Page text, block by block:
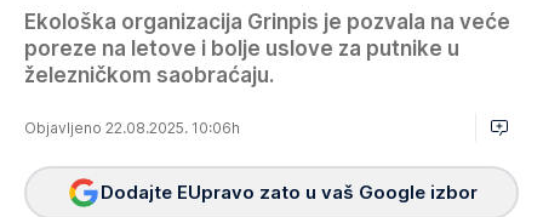
Ekološka organizacija Grinpis je pozvala na veće
poreze na letove i bolje uslove za putnike u
železničkom saobraćaju.
Objavljeno 22.08.2025. 10:06h
Dodajte EUpravo zato u vaš Google izbor